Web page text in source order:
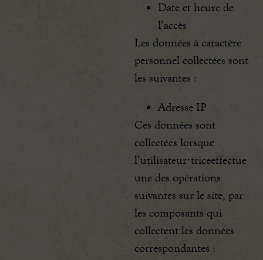
Date et heure de
l’accès
Les données à caractère
personnel collectées sont
les suivantes :
Adresse IP
Ces données sont
collectées lorsque
l’utilisateur·triceeffectue
une des opérations
suivantes sur le site, par
les composants qui
collectent les données
correspondantes :